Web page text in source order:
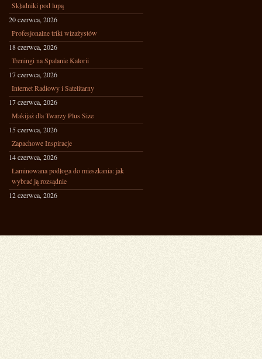
Składniki pod lupą
20 czerwca, 2026
Profesjonalne triki wizażystów
18 czerwca, 2026
Treningi na Spalanie Kalorii
17 czerwca, 2026
Internet Radiowy i Satelitarny
17 czerwca, 2026
Makijaż dla Twarzy Plus Size
15 czerwca, 2026
Zapachowe Inspiracje
14 czerwca, 2026
Laminowana podłoga do mieszkania: jak
wybrać ją rozsądnie
12 czerwca, 2026